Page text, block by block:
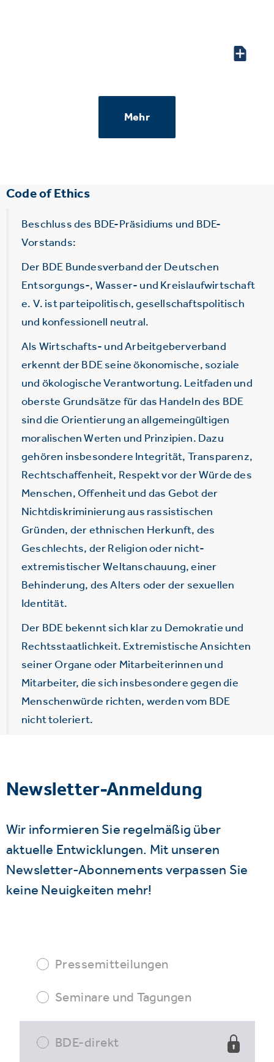
Mehr
Code of Ethics
Beschluss des BDE-Präsidiums und BDE-
Vorstands:
Der BDE Bundesverband der Deutschen
Entsorgungs-, Wasser- und Kreislaufwirtschaft
e. V. ist parteipolitisch, gesellschaftspolitisch
und konfessionell neutral.
Als Wirtschafts- und Arbeitgeberverband
erkennt der BDE seine ökonomische, soziale
und ökologische Verantwortung. Leitfaden und
oberste Grundsätze für das Handeln des BDE
sind die Orientierung an allgemeingültigen
moralischen Werten und Prinzipien. Dazu
gehören insbesondere Integrität, Transparenz,
Rechtschaffenheit, Respekt vor der Würde des
Menschen, Offenheit und das Gebot der
Nichtdiskriminierung aus rassistischen
Gründen, der ethnischen Herkunft, des
Geschlechts, der Religion oder nicht-
extremistischer Weltanschauung, einer
Behinderung, des Alters oder der sexuellen
Identität.
Der BDE bekennt sich klar zu Demokratie und
Rechtsstaatlichkeit. Extremistische Ansichten
seiner Organe oder Mitarbeiterinnen und
Mitarbeiter, die sich insbesondere gegen die
Menschenwürde richten, werden vom BDE
nicht toleriert.
Newsletter-Anmeldung
Wir informieren Sie regelmäßig über
aktuelle Entwicklungen. Mit unseren
Newsletter-Abonnements verpassen Sie
keine Neuigkeiten mehr!
Pressemitteilungen
Seminare und Tagungen
BDE-direkt